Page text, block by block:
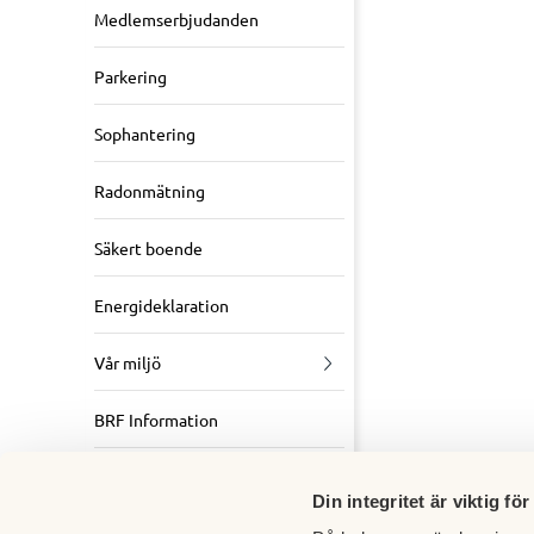
Din integritet är viktig för
Medlemserbjudanden
Parkering
Sophantering
Radonmätning
Säkert boende
Energideklaration
Vår miljö
BRF Information